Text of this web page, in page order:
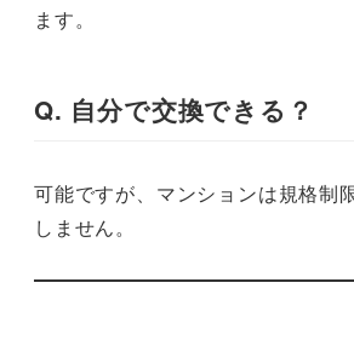
ます。
Q. 自分で交換できる？
可能ですが、マンションは規格制
しません。